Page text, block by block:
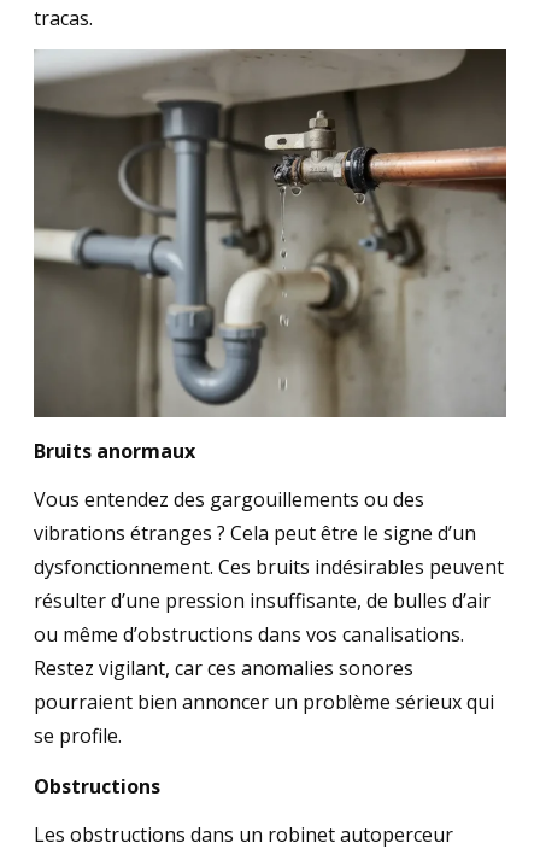
tracas.
Bruits anormaux
Vous entendez des gargouillements ou des
vibrations étranges ? Cela peut être le signe d’un
dysfonctionnement. Ces bruits indésirables peuvent
résulter d’une pression insuffisante, de bulles d’air
ou même d’obstructions dans vos canalisations.
Restez vigilant, car ces anomalies sonores
pourraient bien annoncer un problème sérieux qui
se profile.
Obstructions
Les obstructions dans un robinet autoperceur